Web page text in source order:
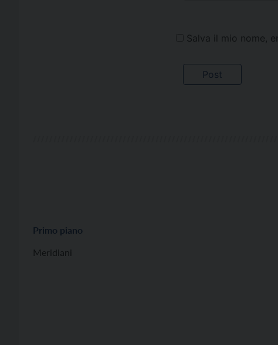
Salva il mio nome,
Primo piano
Meridiani